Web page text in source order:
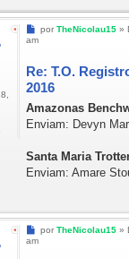
Mensagem
por TheNicolau15»
am
Re: T.O.
2016
Amazonas
Enviam: Devyn
Santa Maria
Enviam: Amare
Mensagem
por TheNicolau15»
am